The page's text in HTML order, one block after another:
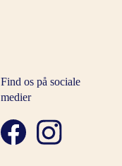
Find os på sociale
medier